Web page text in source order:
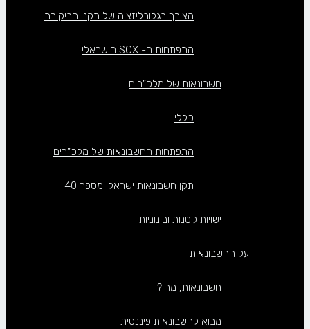
הצורך בגלובליזציה של תקני הביקורת
התפתחות ה- SOX הישראלי
חשבונאות של מלכ”רים
כללי
התפתחות החשבונאות של מלכ”רים
תקן חשבונאות ישראלי מספר 40
ישויות קטנות ובינוניות
על החשבונאות
חשבונאות, מהי?
מבוא לחשבונאות פיננסית